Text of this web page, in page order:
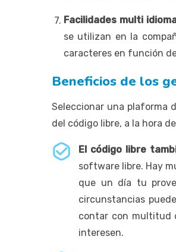
Facilidades multi
se utilizan en la
caracteres en función
Beneficios de los
Seleccionar una plaforma
del código libre, a la hora
El código libre
software libre. Hay
que un día tu
circunstancias
contar con multitud
interesen.